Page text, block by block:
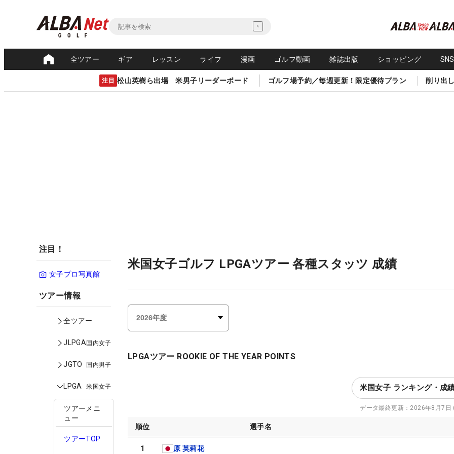
全ツアー ギア レッスン ライフ 漫画 ゴルフ動画 雑誌出版 ショッピング
注目 松山英樹ら出場 米男子リーダーボード ゴルフ場予約／毎週更新！限定優待プラン 削り出
注目！
女子プロ写真館
ツアー情報
全ツアー
JLPGA国内女子
JGTO 国内男子
LPGA 米国女子
ツアーメニ
ュー
ツアーTOP
米国女子ゴルフ LPGAツアー 各種スタッツ 成績
LPGAツアー ROOKIE OF THE YEAR POINTS
米国女子 ランキング・成
データ最終更新： 2026年8月7日
順位 選手名
1 原 英莉花